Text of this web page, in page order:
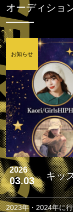
オーディショ
お知らせ
2026
03.03 キッ
2023年・2024年に